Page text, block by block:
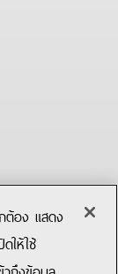
กต้อง แสดง
ให้ใช้